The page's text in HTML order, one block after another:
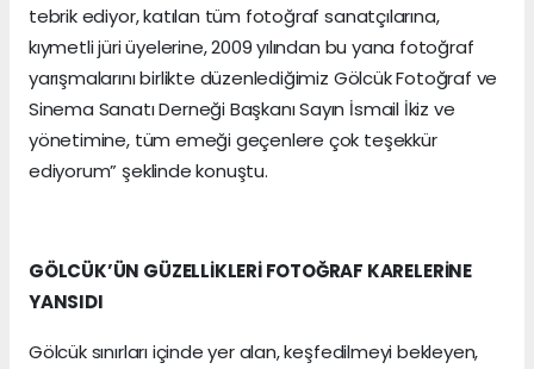
tebrik ediyor, katılan tüm fotoğraf sanatçılarına,
kıymetli jüri üyelerine, 2009 yılından bu yana fotoğraf
yarışmalarını birlikte düzenlediğimiz Gölcük Fotoğraf ve
Sinema Sanatı Derneği Başkanı Sayın İsmail İkiz ve
yönetimine, tüm emeği geçenlere çok teşekkür
ediyorum” şeklinde konuştu.
GÖLCÜK’ÜN GÜZELLİKLERİ FOTOĞRAF KARELERİNE
YANSIDI
Gölcük sınırları içinde yer alan, keşfedilmeyi bekleyen,